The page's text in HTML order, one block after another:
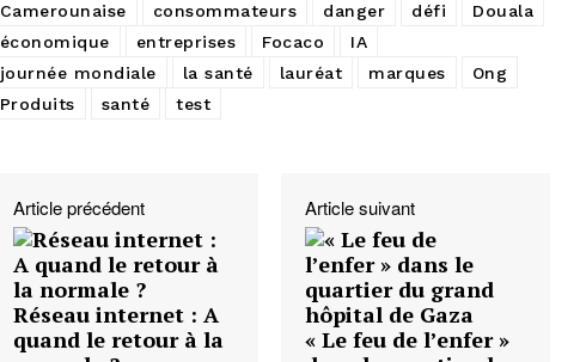
Camerounaise
consommateurs danger défi
Douala
économique
entreprises Focaco
IA
journée mondiale
la santé lauréat marques
Ong
Produits
santé test
Article précédent
Réseau internet : A
quand le retour à la
Article suivant
« Le feu de l’enfer »